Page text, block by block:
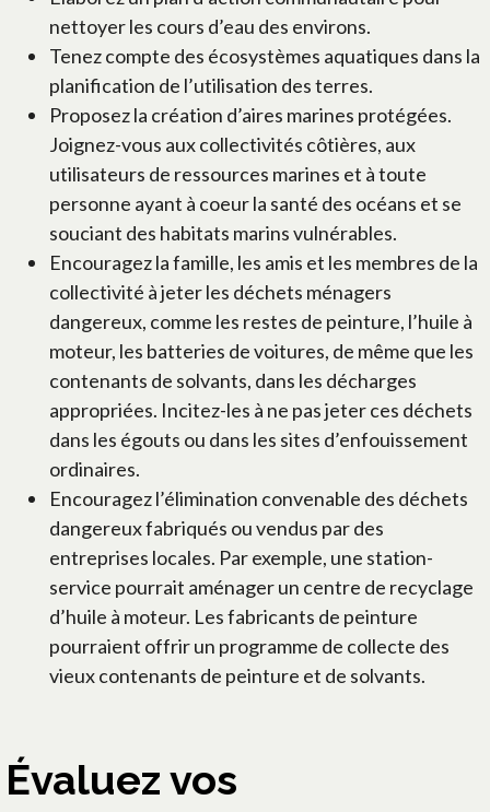
nettoyer les cours d’eau des environs.
Tenez compte des écosystèmes aquatiques dans la
planification de l’utilisation des terres.
Proposez la création d’aires marines protégées.
Joignez-vous aux collectivités côtières, aux
utilisateurs de ressources marines et à toute
personne ayant à coeur la santé des océans et se
souciant des habitats marins vulnérables.
Encouragez la famille, les amis et les membres de la
collectivité à jeter les déchets ménagers
dangereux, comme les restes de peinture, l’huile à
moteur, les batteries de voitures, de même que les
contenants de solvants, dans les décharges
appropriées. Incitez-les à ne pas jeter ces déchets
dans les égouts ou dans les sites d’enfouissement
ordinaires.
Encouragez l’élimination convenable des déchets
dangereux fabriqués ou vendus par des
entreprises locales. Par exemple, une station-
service pourrait aménager un centre de recyclage
d’huile à moteur. Les fabricants de peinture
pourraient offrir un programme de collecte des
vieux contenants de peinture et de solvants.
Évaluez vos